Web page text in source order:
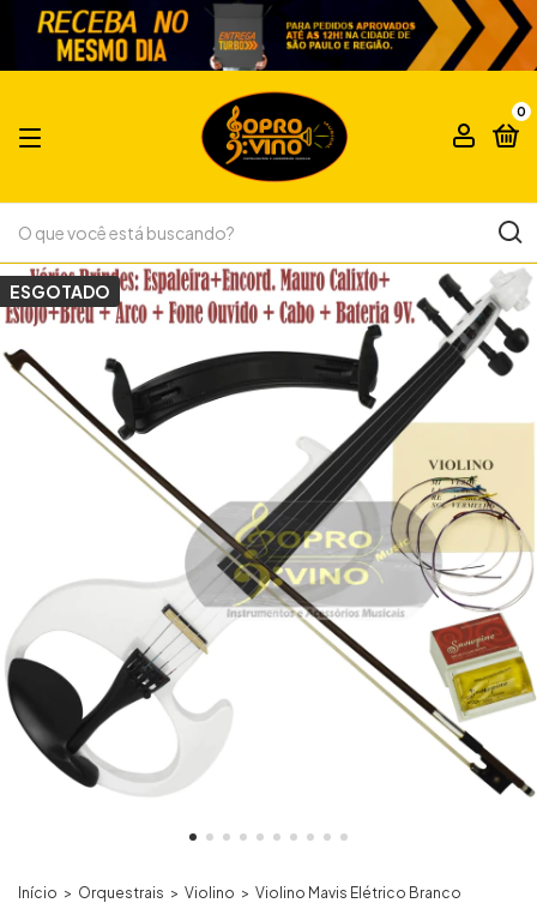
0
ESGOTADO
Início > Orquestrais > Violino > Violino Mavis Elétrico Branco